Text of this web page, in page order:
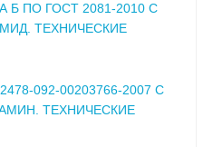
Б ПО ГОСТ 2081-2010 С
ТЕХНИЧЕСКИЕ
092-00203766-2007 С
ТЕХНИЧЕСКИЕ